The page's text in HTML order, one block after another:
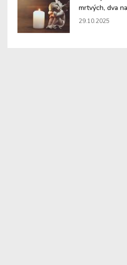
mrtvých, dva
29.10.2025